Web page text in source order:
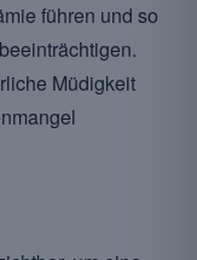
führen und so
Müdigkeit